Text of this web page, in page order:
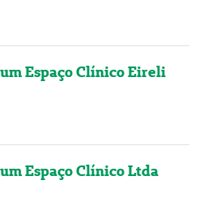
Espaço Clínico Eireli
Espaço Clínico Ltda